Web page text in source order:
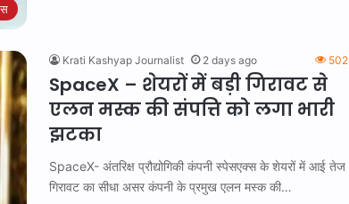
Krati Kashyap Journalist 2 days ago 502
SpaceX – शेयरों में बड़ी गिरावट से
एलन मस्क की संपत्ति को लगा भारी
झटका
SpaceX- अंतरिक्ष प्रौद्योगिकी कंपनी स्पेसएक्स के शेयरों में आई तेज
गिरावट का सीधा असर कंपनी के प्रमुख एलन मस्क की…